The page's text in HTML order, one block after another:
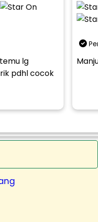
lg
pdhl cocok